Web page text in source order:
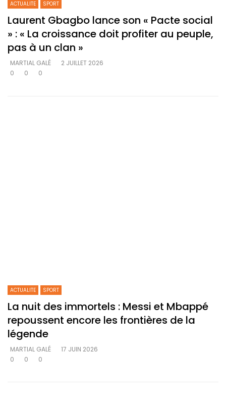
ACTUALITE SPORT
Laurent Gbagbo lance son « Pacte social
» : « La croissance doit profiter au peuple,
pas à un clan »
MARTIAL GALÉ
2 JUILLET 2026
0
0 0
ACTUALITE SPORT
La nuit des immortels : Messi et Mbappé
repoussent encore les frontières de la
légende
MARTIAL GALÉ
17 JUIN 2026
0
0 0